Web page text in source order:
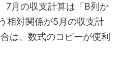
7月の収支計算は「B列か
相対関係が5月の収支計
は、数式のコピーが便利